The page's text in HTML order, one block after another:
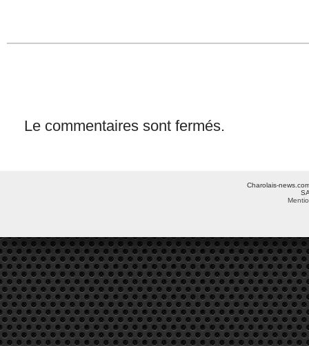
Le commentaires sont fermés.
Charolais-